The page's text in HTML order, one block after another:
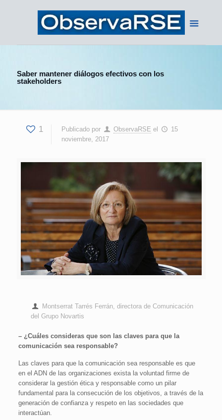
Saber mantener diálogos efectivos con los
stakeholders
1 Publicado por ObservaRSE el
15
noviembre, 2017
Montserrat Tarrés Ferrán, directora de Comunicación
del Grupo Novartis
– ¿Cuáles consideras que son las claves para que la
comunicación sea responsable?
Las claves para que la comunicación sea responsable es que
en el ADN de las organizaciones exista la voluntad firme de
considerar la gestión ética y responsable como un pilar
fundamental para la consecución de los objetivos, a través de la
generación de confianza y respeto en las sociedades que
interactúan.